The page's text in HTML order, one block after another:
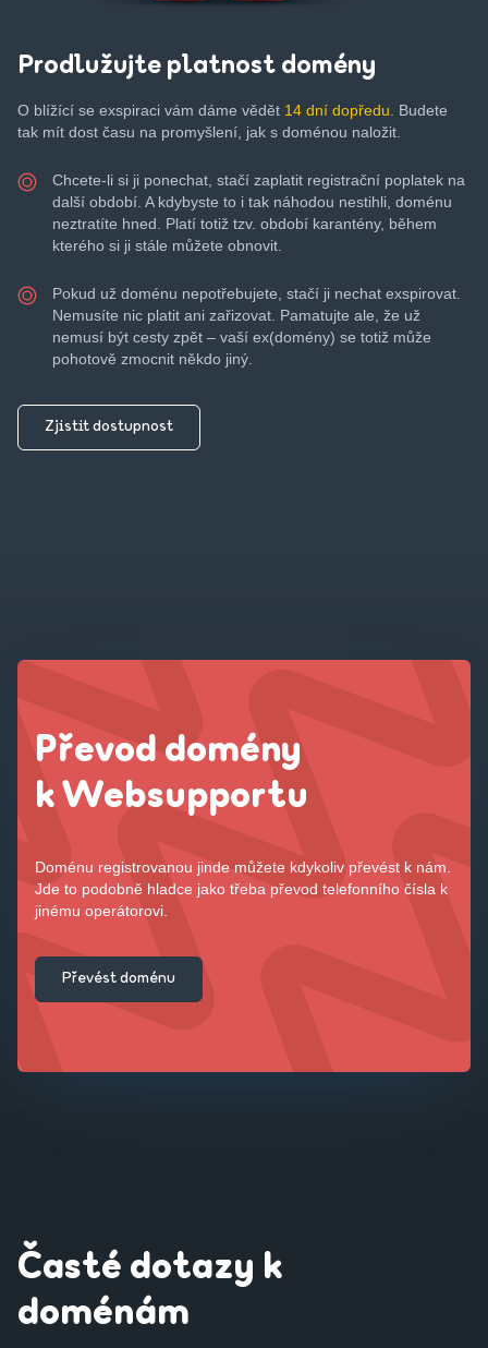
Prodlužujte platnost domény
O blížící se exspiraci vám dáme vědět 14 dní dopředu . Budete
tak mít dost času na promyšlení, jak s doménou naložit.
Chcete-li si ji ponechat, stačí zaplatit registrační poplatek na
další období. A kdybyste to i tak náhodou nestihli, doménu
neztratíte hned. Platí totiž tzv. období karantény, během
kterého si ji stále můžete obnovit.
Pokud už doménu nepotřebujete, stačí ji nechat exspirovat.
Nemusíte nic platit ani zařizovat. Pamatujte ale, že už
nemusí být cesty zpět – vaší ex(domény) se totiž může
pohotově zmocnit někdo jiný.
Zjistit dostupnost
Převod domény
k Websupportu
Doménu registrovanou jinde můžete kdykoliv převést k nám.
Jde to podobně hladce jako třeba převod telefonního čísla k
jinému operátorovi.
Převést doménu
Časté dotazy k
doménám